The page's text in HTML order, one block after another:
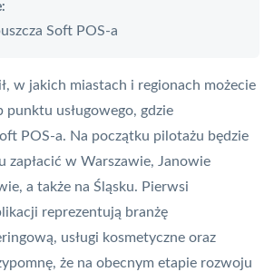
Soft POS-a
w jakich miastach i regionach możecie
usługowego, gdzie
POS-a. Na początku pilotażu będzie
zapłacić w Warszawie, Janowie
a także na Śląsku. Pierwsi
reprezentują branżę
usługi kosmetyczne oraz
że na obecnym etapie rozwoju